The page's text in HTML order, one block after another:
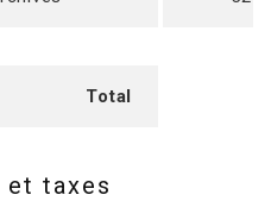
Total
et taxes